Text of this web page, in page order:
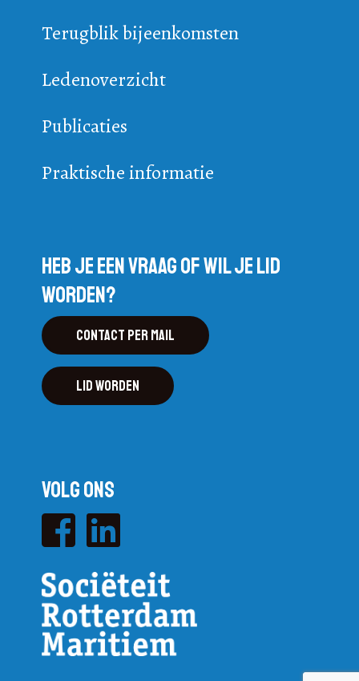
Terugblik bijeenkomsten
Ledenoverzicht
Publicaties
Praktische informatie
Heb je een vraag of wil je lid
worden?
Contact per mail
Lid worden
Volg ons